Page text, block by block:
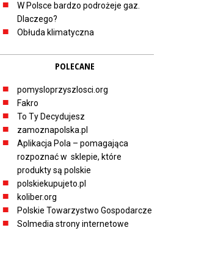
W Polsce bardzo podrożeje gaz.
Dlaczego?
Obłuda klimatyczna
POLECANE
pomysloprzyszlosci.org
Fakro
To Ty Decydujesz
zamoznapolska.pl
Aplikacja Pola – pomagająca
rozpoznać w sklepie, które
produkty są polskie
polskiekupujeto.pl
koliber.org
Polskie Towarzystwo Gospodarcze
Solmedia strony internetowe